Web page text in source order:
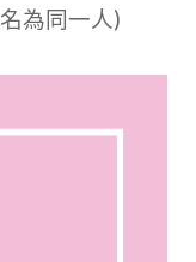
為同一人)